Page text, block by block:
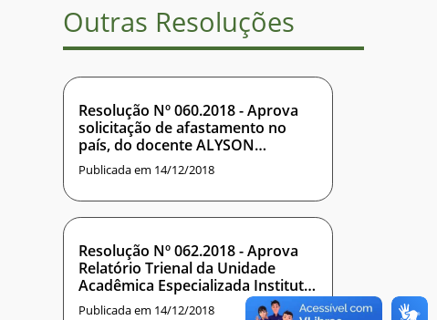
Outras Resoluções
Resolução Nº 060.2018 - Aprova
solicitação de afastamento no
país, do docente ALYSON
MATHEUS DE CARVALHO SOUZA
Publicada em 14/12/2018
Resolução Nº 062.2018 - Aprova
Relatório Trienal da Unidade
Acadêmica Especializada Instituto
Metrópole Digital
Publicada em 14/12/2018